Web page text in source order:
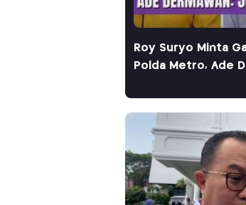
Roy Suryo Minta
Polda Metro, Ade